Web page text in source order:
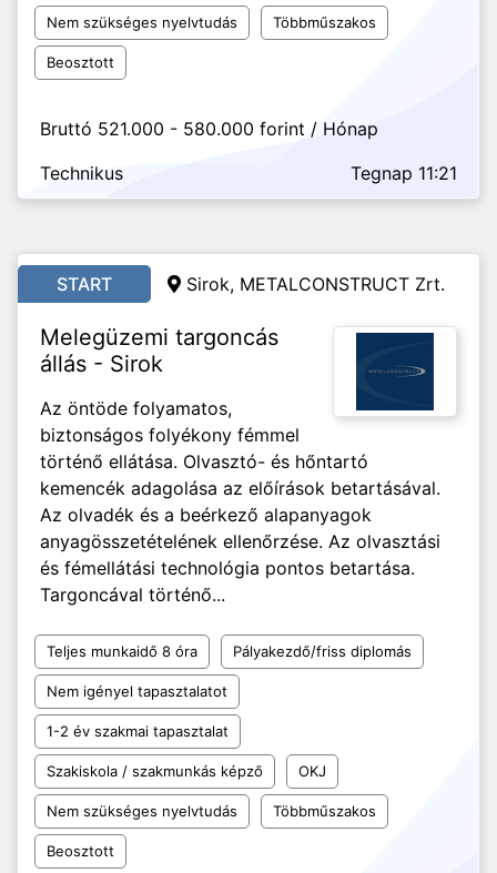
Nem szükséges nyelvtudás Többműszakos
Beosztott
Bruttó 521.000 - 580.000 forint / Hónap
Technikus
Tegnap 11:21
START Sirok, METALCONSTRUCT Zrt.
Melegüzemi targoncás
állás - Sirok
Az öntöde folyamatos,
biztonságos folyékony fémmel
történő ellátása. Olvasztó- és hőntartó
kemencék adagolása az előírások betartásával.
Az olvadék és a beérkező alapanyagok
anyagösszetételének ellenőrzése. Az olvasztási
és fémellátási technológia pontos betartása.
Targoncával történő...
Teljes munkaidő 8 óra Pályakezdő/friss diplomás
Nem igényel tapasztalatot
1-2 év szakmai tapasztalat
Szakiskola / szakmunkás képző OKJ
Nem szükséges nyelvtudás Többműszakos
Beosztott